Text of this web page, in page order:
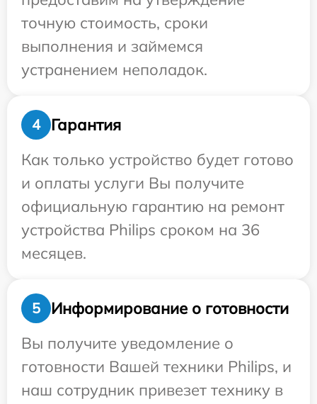
точную стоимость, сроки
выполнения и займемся
устранением неполадок.
4
Гарантия
Как только устройство будет готово
и оплаты услуги Вы получите
официальную гарантию на ремонт
устройства Philips сроком на 36
месяцев.
5
Информирование о готовности
Вы получите уведомление о
готовности Вашей техники Philips, и
наш сотрудник привезет технику в